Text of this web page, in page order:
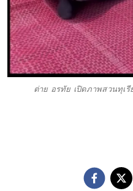
ต่าย อรทัย เปิดภาพสวนทุเรี